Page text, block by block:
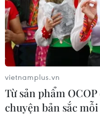
không cao.
Đa số các doanh
năng lực xây dựng
kém trước các biến
thị trường. Các sản
tiếp đến khách hàng
kênh phân phối,
Đỗ Xuân Lập chia sẻ
vietnamplus.vn
Từ sản phẩm OCOP
chuyện bản sắc